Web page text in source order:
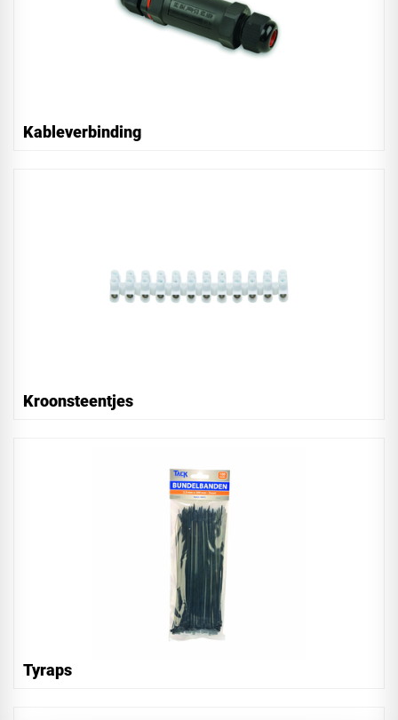
Kableverbinding
Kroonsteentjes
Tyraps